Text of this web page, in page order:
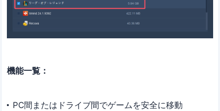
機能一覧：
PC間またはドライブ間でゲームを安全に移動